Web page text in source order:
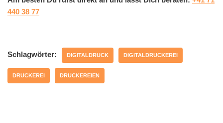
440 38 77
Schlagwörter: DIGITALDRUCK DIGITALDRUCKEREI
DRUCKEREI DRUCKEREIEN